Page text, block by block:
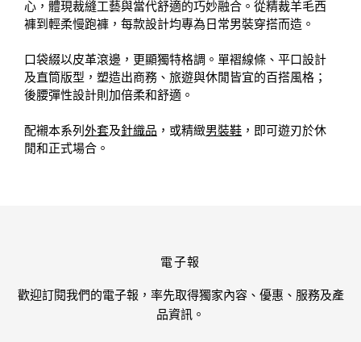
心，體現裁縫工藝與當代舒適的巧妙融合。從精裁羊毛西
褲到輕柔慢跑褲，每款設計均專為日常男裝穿搭而造。
口袋綴以皮革滾邊，更顯獨特格調。單褶線條、平口設計
及直筒版型，塑造出商務、旅遊與休閒皆宜的百搭風格；
後腰彈性設計則加倍柔和舒適。
配襯本系列外套及針織品 ，或精緻男裝鞋 ，即可遊刃於休
閒和正式場合。
電子報
歡迎訂閱我們的電子報，率先取得獨家內容、優惠、服務及產
品資訊。